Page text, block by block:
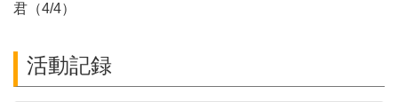
君（4/4）
活動記録